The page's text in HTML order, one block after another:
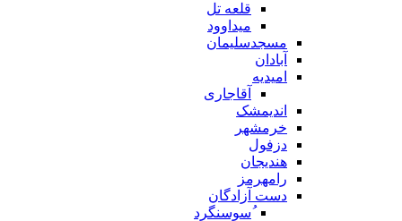
قلعه تل
میداوود
مسجدسلیمان
آبادان
امیدیه
آقاجاری
اندیمشک
خرمشهر
دزفول
هندیجان
رامهرمز
دست آزادگان
ُسوسنگرد